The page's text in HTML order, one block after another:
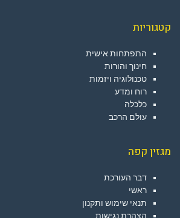
קטגוריות
התפתחות אישית
חינוך והורות
טכנולוגיה ויזמות
רוח ומדע
כלכלה
עולם הרכב
מגזין קפה
דבר העורכת
ראשי
תנאי שימוש ותקנון
הצהרת נגישות